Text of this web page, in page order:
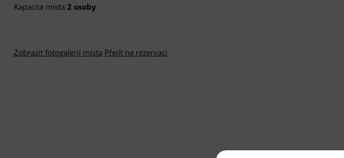
Kapacita místa 2 osoby
Zobrazit fotogalerii místa Přejít na rezervací